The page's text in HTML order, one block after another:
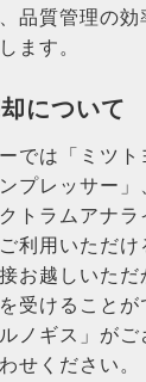
品質管理の
ます。
について
では「ミツ
プレッサー
トラムアナ
利用いただ
お越しいた
受けること
ノギス」が
せください